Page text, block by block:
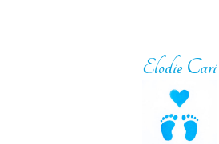
Elodie Cari